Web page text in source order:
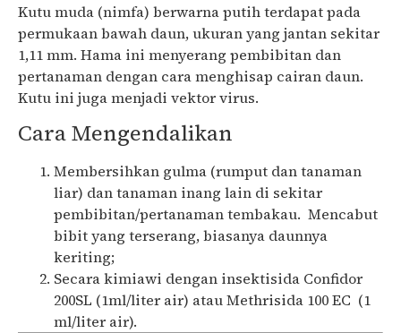
Kutu muda (nimfa) berwarna putih terdapat pada
permukaan bawah daun, ukuran yang jantan sekitar
1,11 mm. Hama ini menyerang pembibitan dan
pertanaman dengan cara menghisap cairan daun.
Kutu ini juga menjadi vektor virus.
Cara Mengendalikan
Membersihkan gulma (rumput dan tanaman
liar) dan tanaman inang lain di sekitar
pembibitan/pertanaman tembakau. Mencabut
bibit yang terserang, biasanya daunnya
keriting;
Secara kimiawi dengan insektisida Confidor
200SL (1ml/liter air) atau Methrisida 100 EC (1
ml/liter air).